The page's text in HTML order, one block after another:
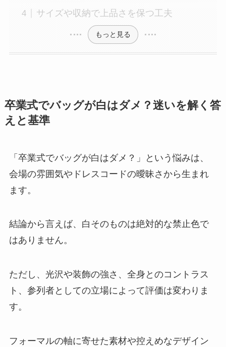
サイズや収納で上品さを保つ工夫
もっと見る
卒業式でバッグが白はダメ？迷いを解く答
えと基準
「卒業式でバッグが白はダメ？」という悩みは、
会場の雰囲気やドレスコードの曖昧さから生まれ
ます。
結論から言えば、白そのものは絶対的な禁止色で
はありません。
ただし、光沢や装飾の強さ、全身とのコントラス
ト、参列者としての立場によって評価は変わりま
す。
フォーマルの軸に寄せた素材や控えめなデザイン